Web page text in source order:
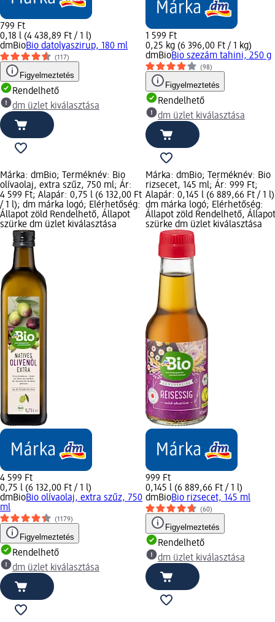
799 Ft
0,18 l (4 438,89 Ft / 1 l)
dmBioBio datolyaszirup, 180 ml
(117)
Figyelmeztetés
Rendelhető
dm üzlet kiválasztása
1 599 Ft
0,25 kg (6 396,00 Ft / 1 kg)
dmBioBio szezám tahini, 250 g
(98)
Figyelmeztetés
Rendelhető
dm üzlet kiválasztása
Márka: dmBio; Terméknév: Bio
olívaolaj, extra szűz, 750 ml; Ár:
4 599 Ft; Alapár: 0,75 l (6 132,00 Ft
/ 1 l); dm márka logó; Elérhetőség:
Állapot zöld Rendelhető, Állapot
szürke dm üzlet kiválasztása
4 599 Ft
0,75 l (6 132,00 Ft / 1 l)
dmBioBio olívaolaj, extra szűz, 750
ml
(1179)
Figyelmeztetés
Rendelhető
dm üzlet kiválasztása
Márka: dmBio; Terméknév: Bio
rizsecet, 145 ml; Ár: 999 Ft;
Alapár: 0,145 l (6 889,66 Ft / 1
dm márka logó; Elérhetőség:
Állapot zöld Rendelhető, Állapot
szürke dm üzlet kiválasztása
999 Ft
0,145 l (6 889,66 Ft / 1 l)
dmBioBio rizsecet, 145 ml
(60)
Figyelmeztetés
Rendelhető
dm üzlet kiválasztása